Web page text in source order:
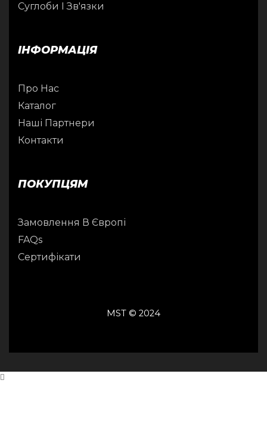
Суглоби І Зв'язки
ІНФОРМАЦІЯ
Про Нас
Каталог
Наші Партнери
Контакти
ПОКУПЦЯМ
Замовлення В Європі
FAQs
Сертифікати
MST © 2024